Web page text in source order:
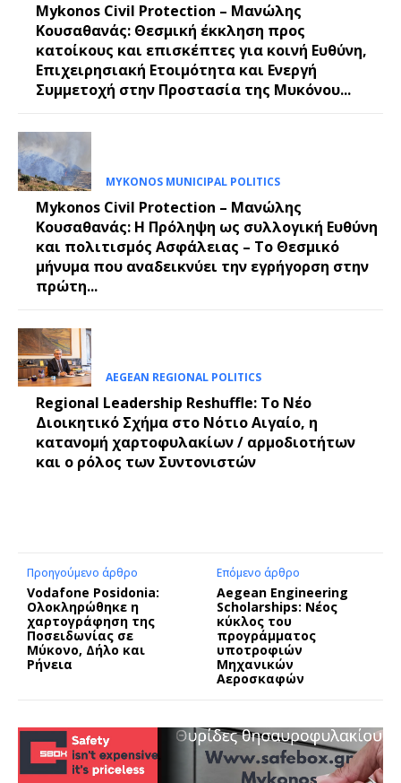
Mykonos Civil Protection – Μανώλης
Κουσαθανάς: Θεσμική έκκληση προς
κατοίκους και επισκέπτες για κοινή Ευθύνη,
Επιχειρησιακή Ετοιμότητα και Ενεργή
Συμμετοχή στην Προστασία της Μυκόνου...
MYKONOS MUNICIPAL POLITICS
Mykonos Civil Protection – Μανώλης
Κουσαθανάς: Η Πρόληψη ως συλλογική Ευθύνη
και πολιτισμός Ασφάλειας – Το Θεσμικό
μήνυμα που αναδεικνύει την εγρήγορση στην
πρώτη...
AEGEAN REGIONAL POLITICS
Regional Leadership Reshuffle: Το Νέο
Διοικητικό Σχήμα στο Νότιο Αιγαίο, η
κατανομή χαρτοφυλακίων / αρμοδιοτήτων
και ο ρόλος των Συντονιστών
Προηγούμενο άρθρο
Vodafone Posidonia:
Ολοκληρώθηκε η
χαρτογράφηση της
Ποσειδωνίας σε
Μύκονο, Δήλο και
Ρήνεια
Επόμενο άρθρο
Aegean Engineering
Scholarships: Νέος
κύκλος του
προγράμματος
υποτροφιών
Μηχανικών
Αεροσκαφών